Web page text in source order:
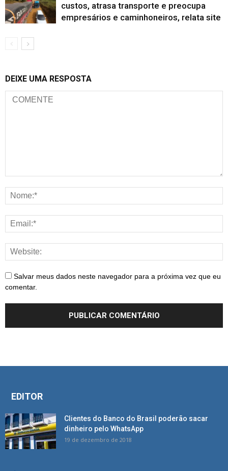
custos, atrasa transporte e preocupa
empresários e caminhoneiros, relata site
DEIXE UMA RESPOSTA
Salvar meus dados neste navegador para a próxima vez que eu
comentar.
EDITOR
Clientes do Banco do Brasil poderão sacar
dinheiro pelo WhatsApp
19 de dezembro de 2018